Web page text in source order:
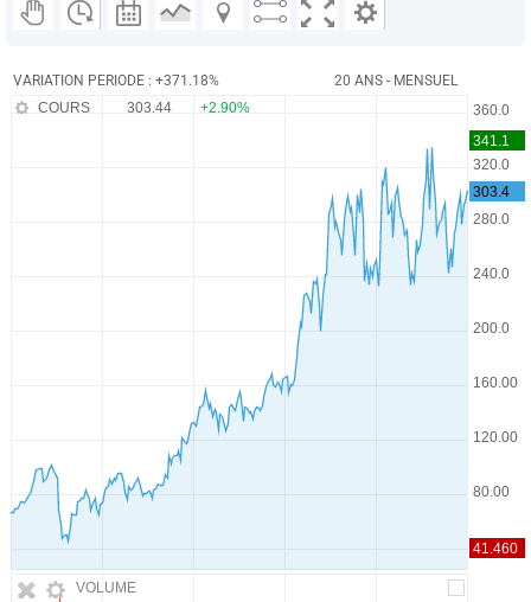
VARIATION PERIODE : +371.18% 20 ANS - MENSUEL
VOLUME
COURS 303.44 +2.90%